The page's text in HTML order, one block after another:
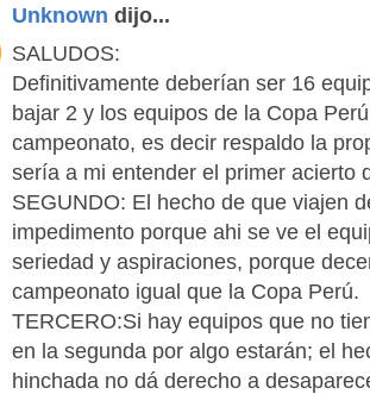
Unknown dijo...
SALUDOS:
Definitivamente deberían ser 16
bajar 2 y los equipos de la Copa
campeonato, es decir respaldo la
sería a mi entender el primer acierto
SEGUNDO: El hecho de que viajen
impedimento porque ahi se ve el
seriedad y aspiraciones, porque
campeonato igual que la Copa Perú.
TERCERO:Si hay equipos que no
en la segunda por algo estarán; el
hinchada no dá derecho a